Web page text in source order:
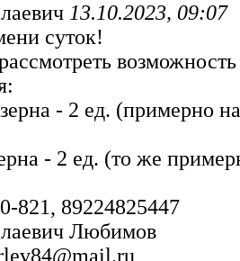
13.10.2023, 09:07
суток!
возможность
- 2 ед. (примерно
- 2 ед. (то же
821, 89224825447
Любимов